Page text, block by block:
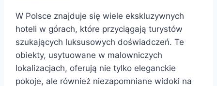
W Polsce znajduje się wiele ekskluzywnych
hoteli w górach, które przyciągają turystów
szukających luksusowych doświadczeń. Te
obiekty, usytuowane w malowniczych
lokalizacjach, oferują nie tylko eleganckie
pokoje, ale również niezapomniane widoki na